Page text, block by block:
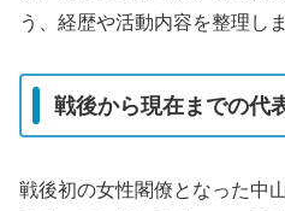
う、経歴や活動内容を整理し
戦後から現在までの代
戦後初の女性閣僚となった中